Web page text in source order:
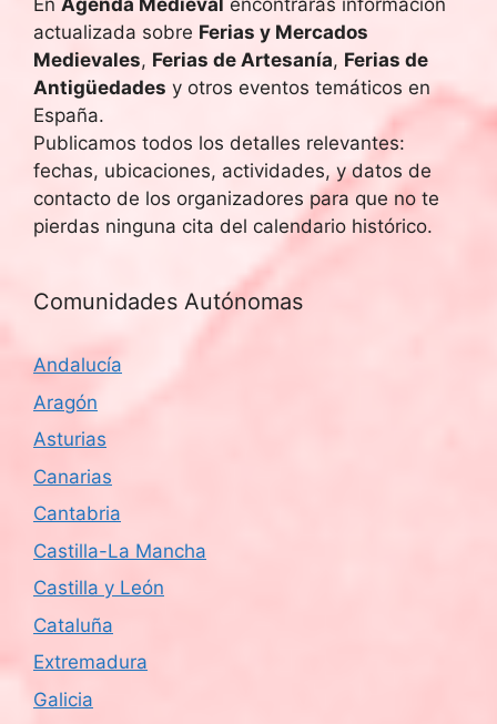
e
E
v
e
n
t
En Agenda Medieval encontrarás información
actualizada sobre Ferias y Mercados
Medievales, Ferias de Artesanía, Ferias de
Antigüedades y otros eventos temáticos en
España.
Publicamos todos los detalles relevantes:
fechas, ubicaciones, actividades, y datos de
contacto de los organizadores para que no te
pierdas ninguna cita del calendario histórico.
Comunidades Autónomas
Andalucía
Aragón
Asturias
Canarias
Cantabria
Castilla-La Mancha
Castilla y León
Cataluña
Extremadura
Galicia